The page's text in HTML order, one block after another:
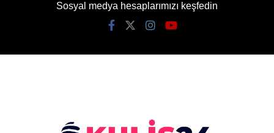
Sosyal medya hesaplarımızı keşfedin